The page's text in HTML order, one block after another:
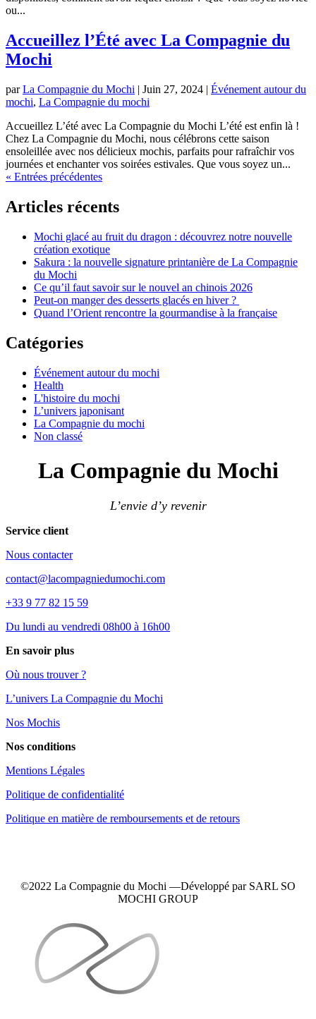
ou...
Accueillez l’Été avec La Compagnie du
Mochi
parLa Compagnie du Mochi | Juin 27, 2024 | Événement autour du
mochi, La Compagnie du mochi
Accueillez L’été avec La Compagnie du Mochi L’été est enfin là !
Chez La Compagnie du Mochi, nous célébrons cette saison
ensoleillée avec nos délicieux mochis, parfaits pour rafraîchir vos
journées et enchanter vos soirées estivales. Que vous soyez un...
« Entrées précédentes
Articles récents
Mochi glacé au fruit du dragon : découvrez notre nouvelle
création exotique
Sakura : la nouvelle signature printanière de La Compagnie
du Mochi
Ce qu’il faut savoir sur le nouvel an chinois 2026
Peut-on manger des desserts glacés en hiver ?
Quand l’Orient rencontre la gourmandise à la française
Catégories
Événement autour du mochi
Health
L'histoire du mochi
L’univers japonisant
La Compagnie du mochi
Non classé
La Compagnie du Mochi
L’envie d’y revenir
Service client
Nous contacter
contact@lacompagniedumochi.com
+33 9 77 82 15 59
Du lundi au vendredi 08h00 à 16h00
En savoir plus
Où nous trouver ?
L’univers La Compagnie du Mochi
Nos Mochis
Nos conditions
Mentions Légales
Politique de confidentialité
Politique en matière de remboursements et de retours
©2022 La Compagnie du Mochi —Développé par SARL SO
MOCHI GROUP